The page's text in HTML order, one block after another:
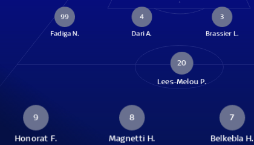
99
Fadiga N.
4
Dari A.
3
Brassier L.
20
Lees-Melou P.
9
Honorat F.
8
Magnetti H.
7
Belkebla H.